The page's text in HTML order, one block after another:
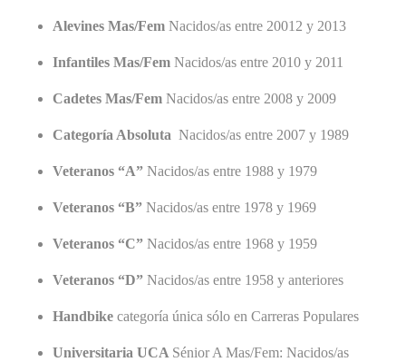
Alevines Mas/Fem Nacidos/as entre 20012 y 2013
Infantiles Mas/Fem Nacidos/as entre 2010 y 2011
Cadetes Mas/Fem Nacidos/as entre 2008 y 2009
Categoría Absoluta Nacidos/as entre 2007 y 1989
Veteranos “A” Nacidos/as entre 1988 y 1979
Veteranos “B” Nacidos/as entre 1978 y 1969
Veteranos “C” Nacidos/as entre 1968 y 1959
Veteranos “D” Nacidos/as entre 1958 y anteriores
Handbike categoría única sólo en Carreras Populares
Universitaria UCA Sénior A Mas/Fem: Nacidos/as